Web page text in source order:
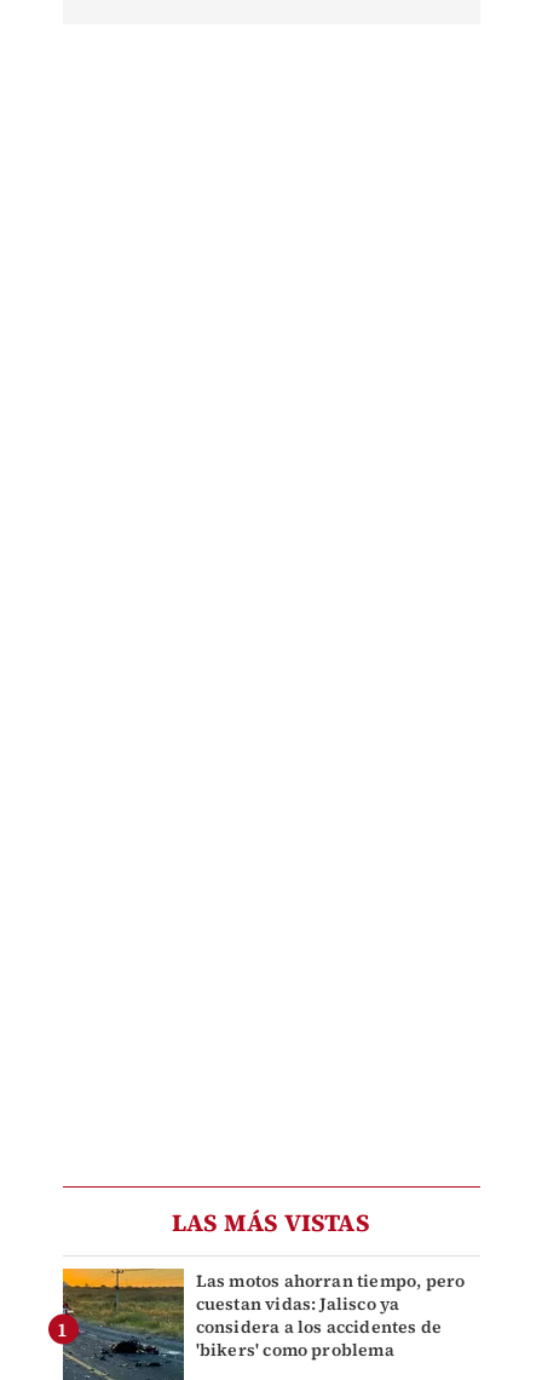
LAS MÁS VISTAS
Las motos ahorran tiempo, pero
cuestan vidas: Jalisco ya
considera a los accidentes de
'bikers' como problema